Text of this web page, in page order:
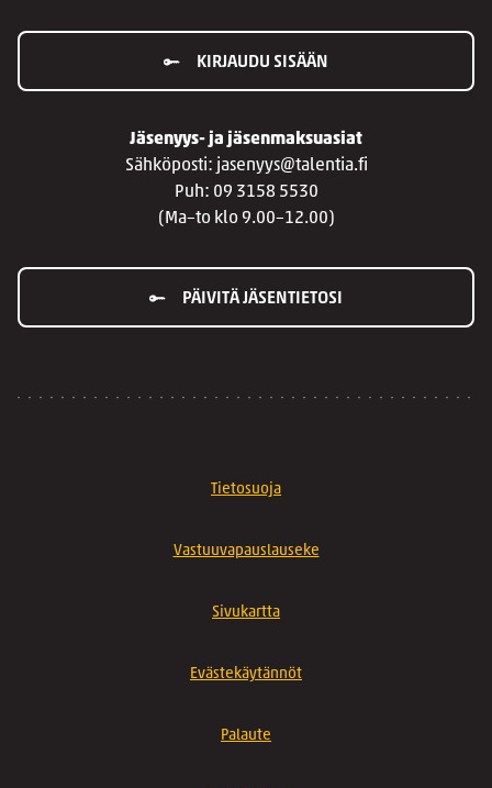
KIRJAUDU SISÄÄN
Jäsenyys- ja jäsenmaksuasiat
Sähköposti: jasenyys@talentia.fi
Puh: 09 3158 5530
(Ma–to klo 9.00–12.00)
PÄIVITÄ JÄSENTIETOSI
Tietosuoja
Vastuuvapauslauseke
Sivukartta
Evästekäytännöt
Palaute